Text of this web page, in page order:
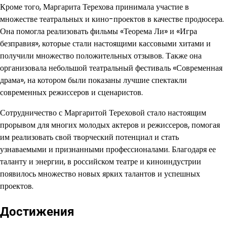
Кроме того, Маргарита Терехова принимала участие в
множестве театральных и кино-проектов в качестве продюсера.
Она помогла реализовать фильмы «Теорема Ли» и «Игра
безправия», которые стали настоящими кассовыми хитами и
получили множество положительных отзывов. Также она
организовала небольшой театральный фестиваль «Современная
драма», на котором были показаны лучшие спектакли
современных режиссеров и сценаристов.
Сотрудничество с Маргаритой Тереховой стало настоящим
прорывом для многих молодых актеров и режиссеров, помогая
им реализовать свой творческий потенциал и стать
узнаваемыми и признанными профессионалами. Благодаря ее
таланту и энергии, в российском театре и киноиндустрии
появилось множество новых ярких талантов и успешных
проектов.
Достижения